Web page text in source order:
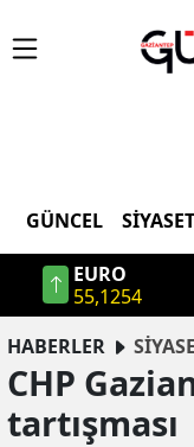
GÜNCEL SIYASET
EURO
55,1254
HABERLER
CHP
tartışması